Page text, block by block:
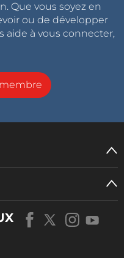
Que vous soyez en
ou de développer
aide à vous connecter,